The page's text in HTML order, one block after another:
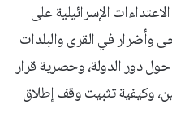
الإسرائيلية على
وأضرار في القرى والبلدات
دور الدولة، وحصرية قرار
وكيفية تثبيت وقف إطلاق